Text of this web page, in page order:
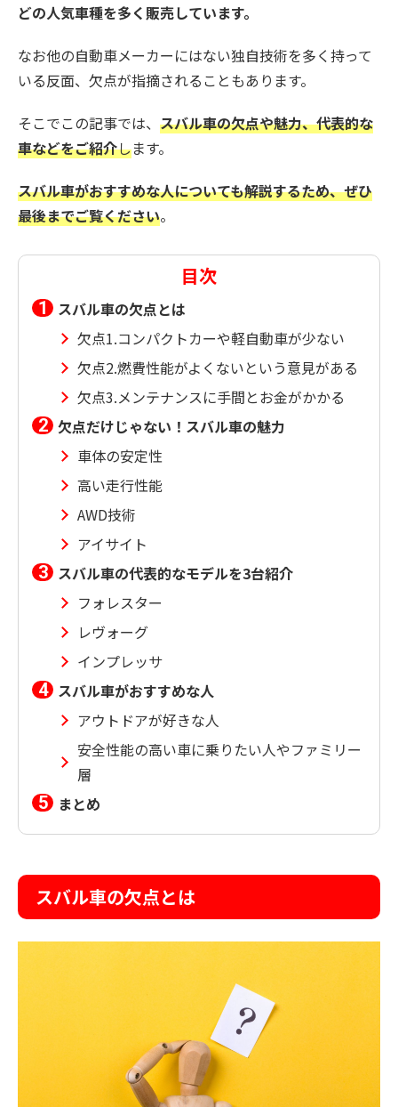
どの人気車種を多く販売しています。
なお他の自動車メーカーにはない独自技術を多く持って
いる反面、欠点が指摘されることもあります。
そこでこの記事では、 スバル車の欠点や魅力、代表的な
車などをご紹介します。
スバル車がおすすめな人についても解説するため、ぜひ
最後までご覧ください。
目次
スバル車の欠点とは
欠点1.コンパクトカーや軽自動車が少ない
欠点2.燃費性能がよくないという意見がある
欠点3.メンテナンスに手間とお金がかかる
欠点だけじゃない！スバル車の魅力
車体の安定性
高い走行性能
AWD技術
アイサイト
スバル車の代表的なモデルを3台紹介
フォレスター
レヴォーグ
インプレッサ
スバル車がおすすめな人
アウトドアが好きな人
安全性能の高い車に乗りたい人やファミリー
層
まとめ
スバル車の欠点とは